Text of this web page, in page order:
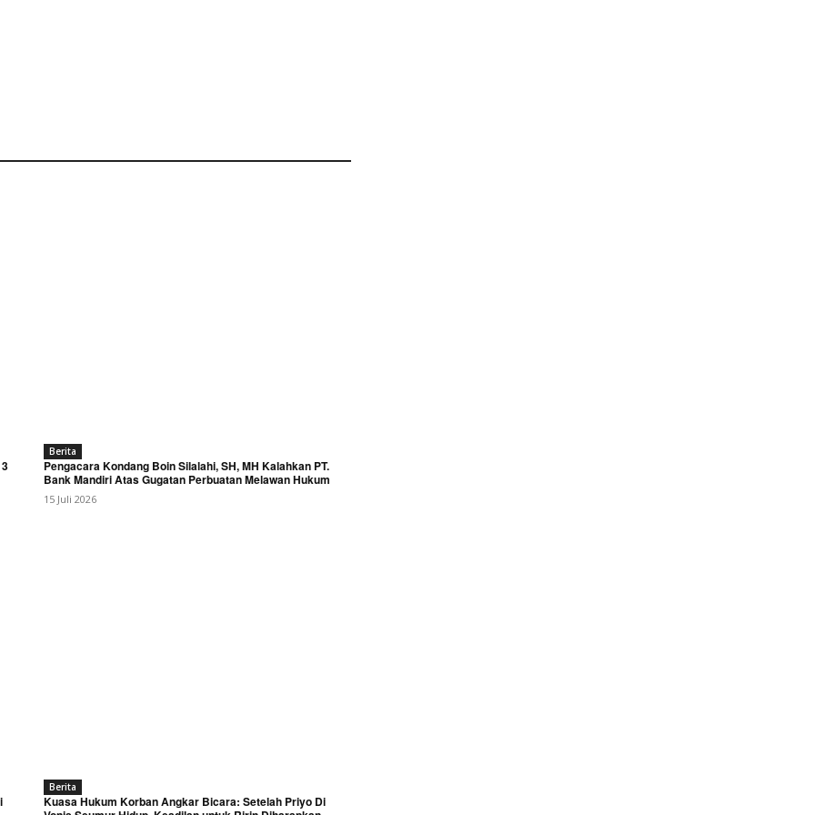
Berita
Pengacara Kondang Boin Silalahi, SH, MH Kalahkan PT.
Bank Mandiri Atas Gugatan Perbuatan Melawan Hukum
15 Juli 2026
Berita
Kuasa Hukum Korban Angkar Bicara: Setelah Priyo Di